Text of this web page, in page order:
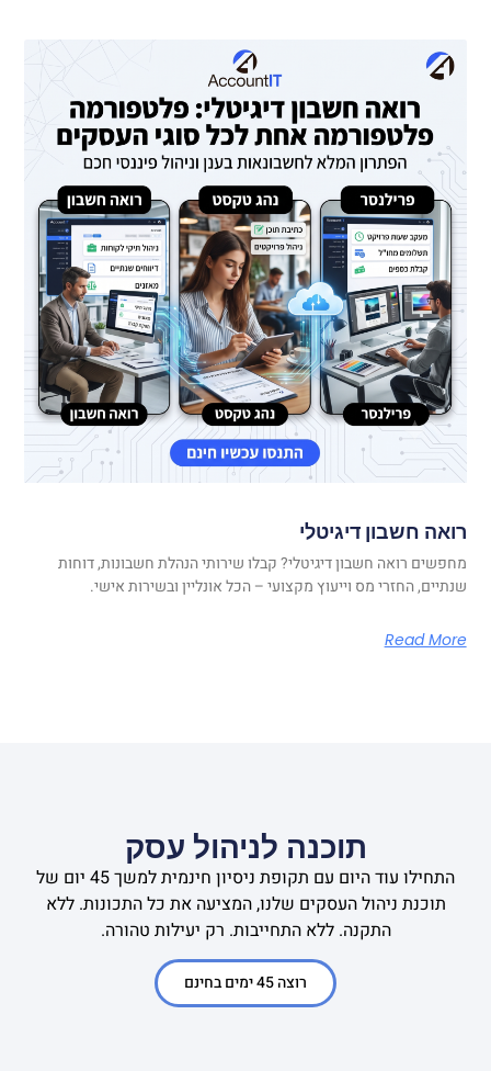
רואה חשבון דיגיטלי
מחפשים רואה חשבון דיגיטלי? קבלו שירותי הנהלת חשבונות, דוחות
שנתיים, החזרי מס וייעוץ מקצועי – הכל אונליין ובשירות אישי.
Read More
תוכנה לניהול עסק
התחילו עוד היום עם תקופת ניסיון חינמית למשך 45 יום של
תוכנת ניהול העסקים שלנו, המציעה את כל התכונות. ללא
התקנה. ללא התחייבות. רק יעילות טהורה.
רוצה 45 ימים בחינם